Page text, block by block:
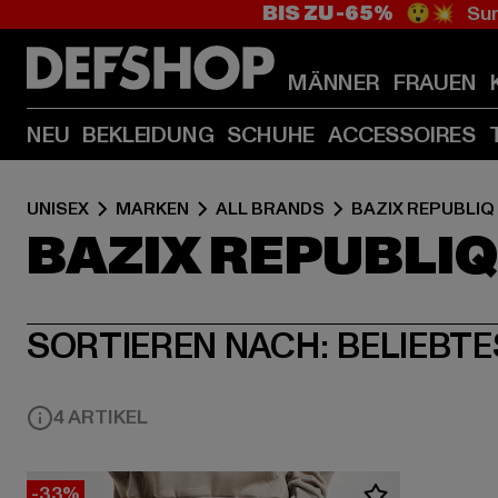
BIS ZU -65% 😲💥
MÄNNER FRAUEN
NEU BEKLEIDUNG SCHUHE ACCESSOIRES
UNISEX MARKEN ALL BRANDS BAZIX REPUBLIQ
BAZIX
SORTIEREN NACH:
4 ARTIKEL